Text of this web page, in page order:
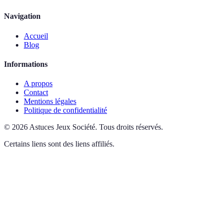
Navigation
Accueil
Blog
Informations
A propos
Contact
Mentions légales
Politique de confidentialité
© 2026 Astuces Jeux Société. Tous droits réservés.
Certains liens sont des liens affiliés.